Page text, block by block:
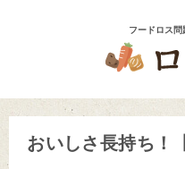
おいしさ長持ち！